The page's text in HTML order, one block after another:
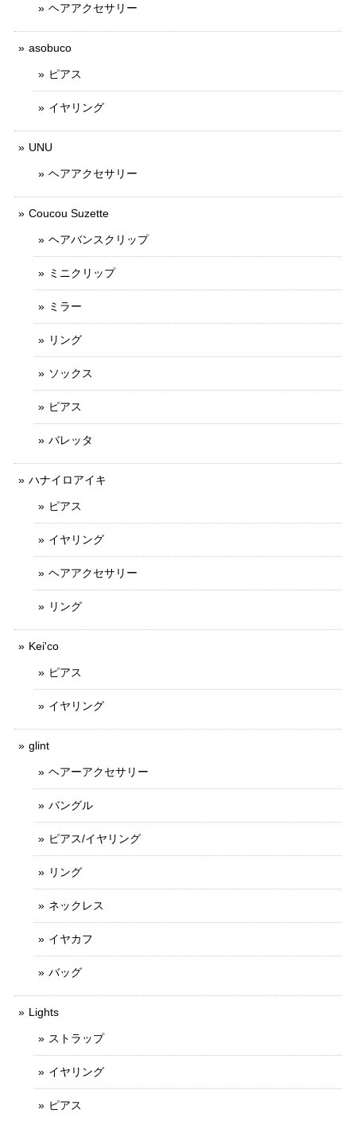
ヘアアクセサリー
asobuco
ピアス
イヤリング
UNU
ヘアアクセサリー
Coucou Suzette
ヘアバンスクリップ
ミニクリップ
ミラー
リング
ソックス
ピアス
バレッタ
ハナイロアイキ
ピアス
イヤリング
ヘアアクセサリー
リング
Kei'co
ピアス
イヤリング
glint
ヘアーアクセサリー
バングル
ピアス/イヤリング
リング
ネックレス
イヤカフ
バッグ
Lights
ストラップ
イヤリング
ピアス